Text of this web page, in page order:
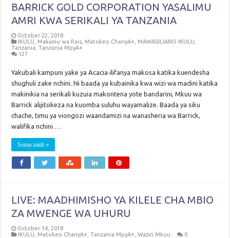
BARRICK GOLD CORPORATION YASALIMU
AMRI KWA SERIKALI YA TANZANIA
October 22, 2018
IKULU
Makamu wa Rais Matokeo ChanyA+ MAWASILIANO IKULU
Tanzania ,Tanzania MpyA+
127
Yakubali kampuni yake ya Acacia ilifanya makosa katika kuendesha
shughuli zake nchini. Ni baada ya kubainika kwa wizi wa madini katika
makinikia na serikali kuzuia makontena yote bandarini, Mkuu wa
Barrick alijitokeza na kuomba suluhu wayamalize. Baada ya siku
chache, timu ya viongozi waandamizi na wanasheria wa Barrick,
walifika nchini …
Soma zaidi »
LIVE: MAADHIMISHO YA KILELE CHA MBIO
ZA MWENGE WA UHURU
October 14, 2018
IKULU
Matokeo ChanyA+ ,Tanzania MpyA+ ,Waziri Mkuu 0